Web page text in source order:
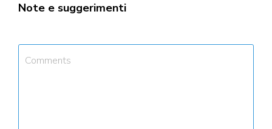
Note e suggerimenti